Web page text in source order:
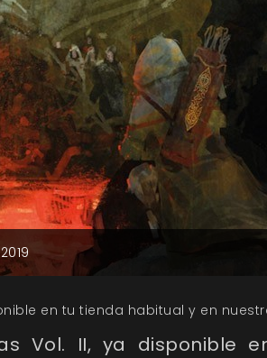
2019
en tu tienda habitual y en
Vol. II, ya disponible